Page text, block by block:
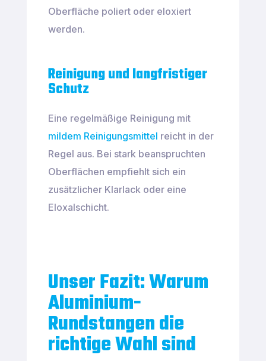
Oberfläche poliert oder eloxiert
werden.
Reinigung und langfristiger
Schutz
Eine regelmäßige Reinigung mit
mildem Reinigungsmittel reicht in der
Regel aus. Bei stark beanspruchten
Oberflächen empfiehlt sich ein
zusätzlicher Klarlack oder eine
Eloxalschicht.
Unser Fazit: Warum
Aluminium-
Rundstangen die
richtige Wahl sind